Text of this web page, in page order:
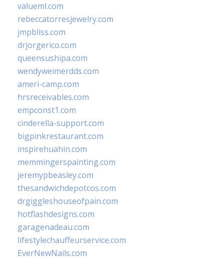
valueml.com
rebeccatorresjewelry.com
jmpbliss.com
drjorgerico.com
queensushipa.com
wendyweimerdds.com
ameri-camp.com
hrsreceivables.com
empconst1.com
cinderella-support.com
bigpinkrestaurant.com
inspirehuahin.com
memmingerspainting.com
jeremypbeasley.com
thesandwichdepotcos.com
drgiggleshouseofpain.com
hotflashdesigns.com
garagenadeau.com
lifestylechauffeurservice.com
EverNewNails.com